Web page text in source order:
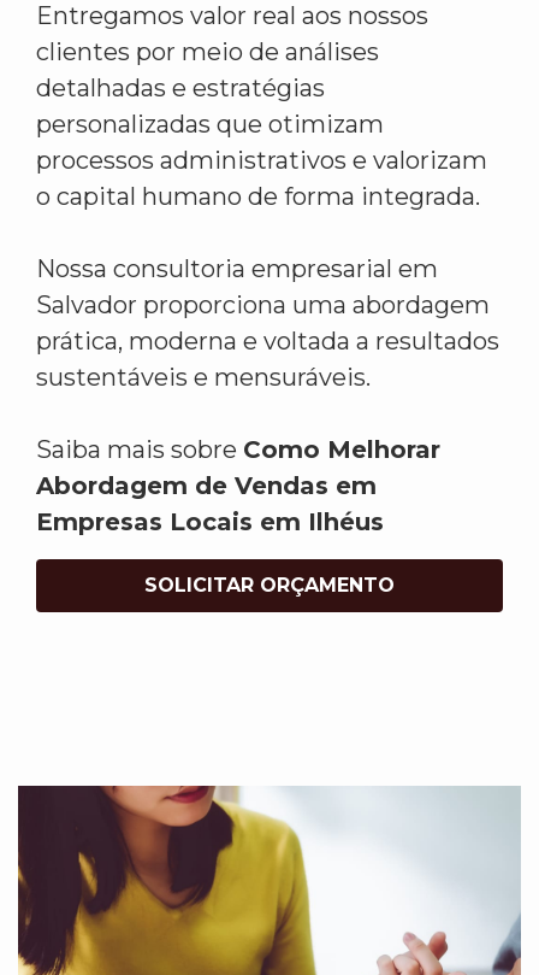
Entregamos valor real aos nossos
clientes por meio de análises
detalhadas e estratégias
personalizadas que otimizam
processos administrativos e valorizam
o capital humano de forma integrada.
Nossa consultoria empresarial em
Salvador proporciona uma abordagem
prática, moderna e voltada a resultados
sustentáveis e mensuráveis.
Saiba mais sobre Como Melhorar
Abordagem de Vendas em
Empresas Locais em Ilhéus
SOLICITAR ORÇAMENTO